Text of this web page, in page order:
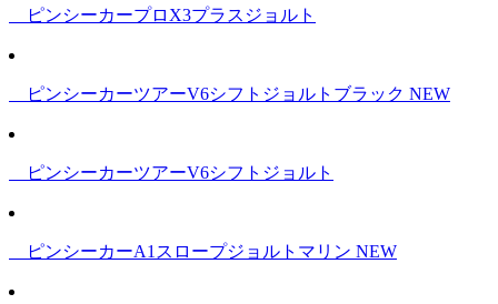
ピンシーカープロX3プラスジョルト
ピンシーカーツアーV6シフトジョルトブラック NEW
ピンシーカーツアーV6シフトジョルト
ピンシーカーA1スロープジョルトマリン NEW